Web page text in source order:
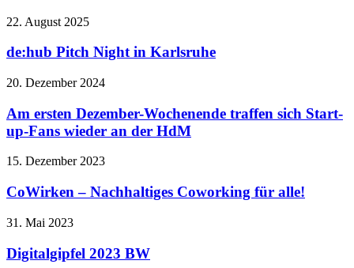
22. August 2025
de:hub Pitch Night in Karlsruhe
20. Dezember 2024
Am ersten Dezember-Wochenende traffen sich Start-
up-Fans wieder an der HdM
15. Dezember 2023
CoWirken – Nachhaltiges Coworking für alle!
31. Mai 2023
Digitalgipfel 2023 BW